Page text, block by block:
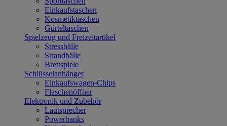
Einkaufstaschen
Kosmetiktaschen
Gürteltaschen
Spielzeug und Freizeitartikel
Stressbälle
Strandbälle
Brettspiele
Schlüsselanhänger
Einkaufswagen-Chips
Flaschenöffner
Elektronik und Zubehör
Lautsprecher
Powerbanks